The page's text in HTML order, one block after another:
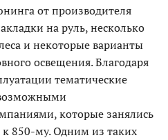
от производителя
на руль, несколько
и некоторые варианты
освещения. Благодаря
тематические
которые занялись
850-му. Одним из таких